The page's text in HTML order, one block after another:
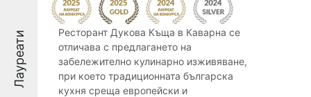
Лауреати
Ресторант Дукова Къща в Каварна се
отличава с предлагането на
забележително кулинарно изживяване,
при което традиционната българска
кухня среща европейски и